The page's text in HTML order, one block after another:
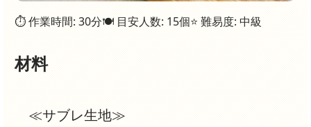
⏱ 作業時間: 30分🍽 目安人数: 15個⭐ 難易度: 中級
材料
≪サブレ生地≫